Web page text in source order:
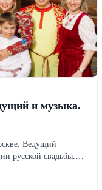
при сложном
Многие
консультация
и музыка.
Ведущий
русской свадьбы.
игры и забавы,
языке,